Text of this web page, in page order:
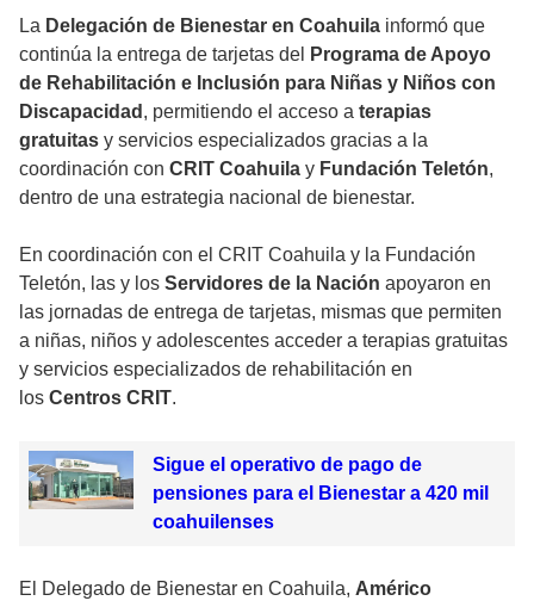
La Delegación de Bienestar en Coahuila informó que
continúa la entrega de tarjetas del
Programa de Apoyo
de Rehabilitación e Inclusión para Niñas y Niños con
Discapacidad , permitiendo el acceso a terapias
gratuitas y servicios especializados gracias a la
coordinación con CRIT Coahuila y Fundación Teletón,
dentro de una estrategia nacional de bienestar.
En coordinación con el CRIT Coahuila y la Fundación
Teletón, las y los Servidores de la Nación apoyaron en
las jornadas de entrega de tarjetas, mismas que permiten
a niñas, niños y adolescentes acceder a terapias gratuitas
y servicios especializados de rehabilitación en
los Centros CRIT.
Sigue el operativo de pago de
pensiones para el Bienestar a 420 mil
coahuilenses
El Delegado de Bienestar en Coahuila, Américo